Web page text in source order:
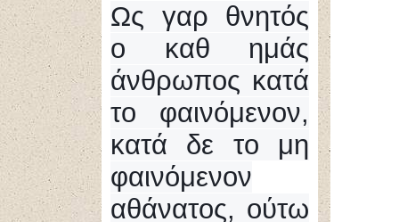
Ως γαρ θνητός
ο καθ ημάς
άνθρωπος κατά
το φαινόμενον,
κατά δε το μη
φαινόμενον
αθάνατος, ούτω